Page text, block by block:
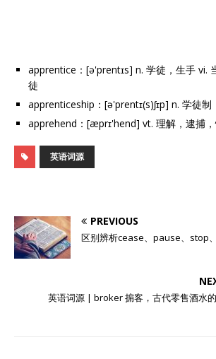
apprentice：[ə'prentɪs] n. 学徒，生手 vi.
徒
apprenticeship：[ə'prentɪ(s)ʃɪp] n. 学徒
apprehend：[æprɪ'hend] vt. 理解，逮捕
英语词源
PREVIOUS
区别辨析cease、pause、stop
英语词源 | broker 掮客，古代零售酒水